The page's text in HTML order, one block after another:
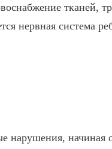
тканей,
нервная система
нарушения, начиная